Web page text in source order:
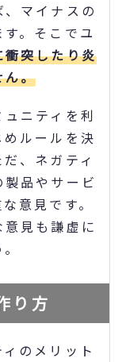
マイナスの
。そこでユ
衝突したり炎
ん。
ニティを利
ルールを決
、ネガティ
品やサービ
意見です。
見も謙虚に
り方
のメリット